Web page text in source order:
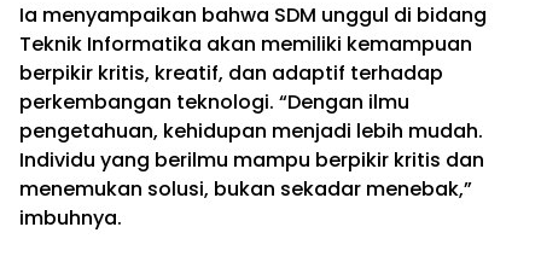
Ia menyampaikan bahwa SDM unggul di bidang
Teknik Informatika akan memiliki kemampuan
berpikir kritis, kreatif, dan adaptif terhadap
perkembangan teknologi. “Dengan ilmu
pengetahuan, kehidupan menjadi lebih mudah.
Individu yang berilmu mampu berpikir kritis dan
menemukan solusi, bukan sekadar menebak,”
imbuhnya.